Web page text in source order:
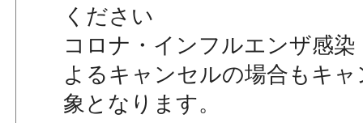
ください
コロナ・インフルエンザ感染
よるキャンセルの場合もキ
象となります。